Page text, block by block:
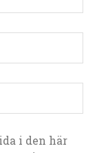
i den här